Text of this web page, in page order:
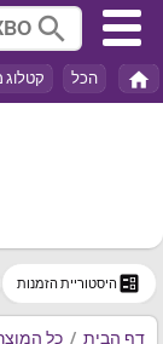
search
home הכל
ballot היסטוריית הזמנות
דף הבית כל